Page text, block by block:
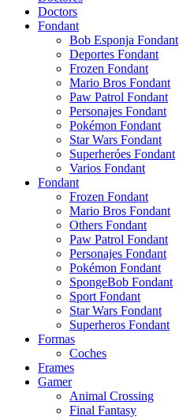
Doctors
Fondant
Bob Esponja Fondant
Deportes Fondant
Frozen Fondant
Mario Bros Fondant
Paw Patrol Fondant
Personajes Fondant
Pokémon Fondant
Star Wars Fondant
Superheróes Fondant
Varios Fondant
Fondant
Frozen Fondant
Mario Bros Fondant
Others Fondant
Paw Patrol Fondant
Personajes Fondant
Pokémon Fondant
SpongeBob Fondant
Sport Fondant
Star Wars Fondant
Superheros Fondant
Formas
Coches
Frames
Gamer
Animal Crossing
Final Fantasy